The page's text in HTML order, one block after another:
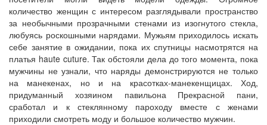
количество женщин с интересом разглядывали пространство
за необычными прозрачными стенами из изогнутого стекла,
любуясь роскошными нарядами. Мужьям приходилось искать
себе занятие в ожидании, пока их спутницы насмотрятся на
платья haute cuture. Так обстояли дела до того момента, пока
мужчины не узнали, что наряды демонстрируются не только
на манекенах, но и на красотках-манекенщицах. Ход,
придуманный хозяином павильона Прекрасной пани,
сработал и к стеклянному пароходу вместе с женами
приходили смотреть моду и большое количество мужчин.